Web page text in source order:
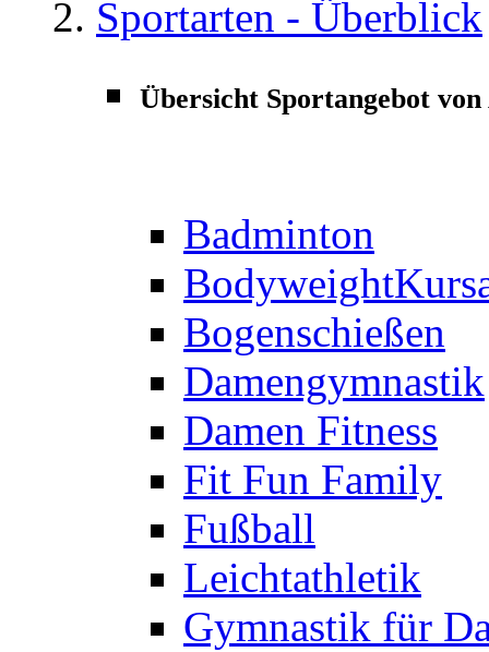
Sportarten - Überblick
Übersicht Sportangebot
Badminton
Bodyweight
Bogenschießen
Damengymnastik
Damen Fitness
Fit Fun Family
Fußball
Leichtathletik
Gymnastik für